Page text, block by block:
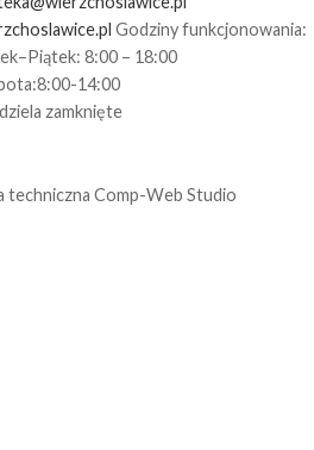
Godziny funkcjonowania:
8:00 – 18:00
14:00
zamknięte
techniczna Comp-Web Studio